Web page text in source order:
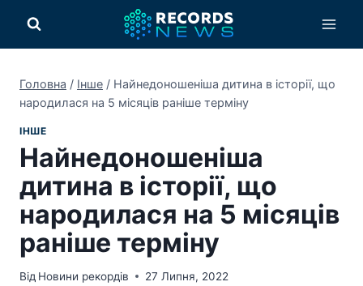
вмісту
Головна / Інше / Найнедоношеніша дитина в історії, що
народилася на 5 місяців раніше терміну
ІНШЕ
Найнедоношеніша
дитина в історії, що
народилася на 5 місяців
раніше терміну
Від Новини рекордів 27 Липня, 2022